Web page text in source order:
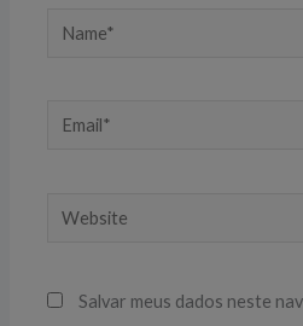
Name*
Email*
Website
Salvar meus dados neste